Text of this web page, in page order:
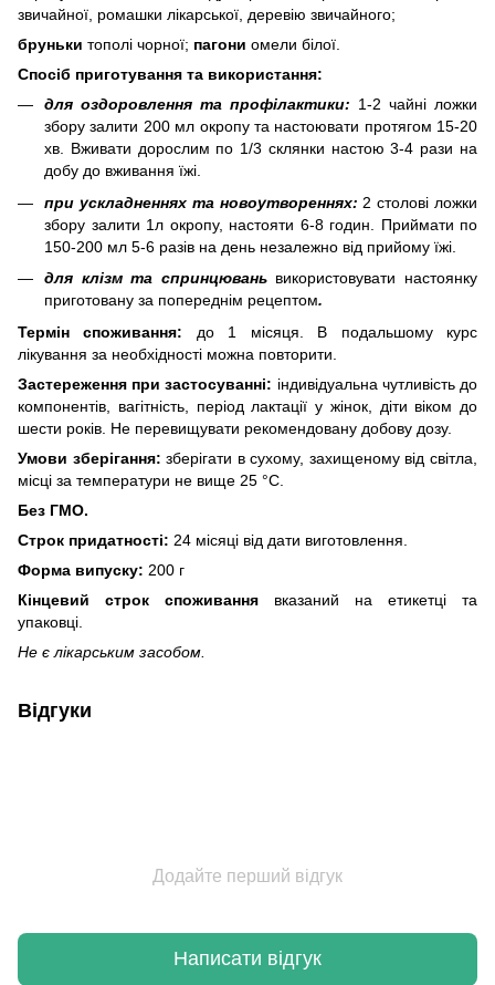
звичайної, ромашки лікарської, деревію звичайного;
бруньки тополі чорної; пагони омели білої.
Спосіб приготування та використання:
для оздоровлення та профілактики: 1-2 чайні ложки
збору залити 200 мл окропу та настоювати протягом 15-20
хв. Вживати дорослим по 1/3 склянки настою 3-4 рази на
добу до вживання їжі.
при ускладненнях та новоутвореннях: 2 столові ложки
збору залити 1л окропу, настояти 6-8 годин. Приймати по
150-200 мл 5-6 разів на день незалежно від прийому їжі.
для клізм та спринцювань використовувати настоянку
приготовану за попереднім рецептом.
Термін споживання: до 1 місяця. В подальшому курс
лікування за необхідності можна повторити.
Застереження при застосуванні: індивідуальна чутливість до
компонентів, вагітність, період лактації у жінок, діти віком до
шести років. Не перевищувати рекомендовану добову дозу.
Умови зберігання: зберігати в сухому, захищеному від світла,
місці за температури не вище 25 °С.
Без ГМО.
Строк придатності: 24 місяці від дати виготовлення.
Форма випуску: 200 г
Кінцевий строк споживання вказаний на етикетці та
упаковці.
Не є лікарським засобом.
Відгуки
Додайте перший відгук
Написати відгук